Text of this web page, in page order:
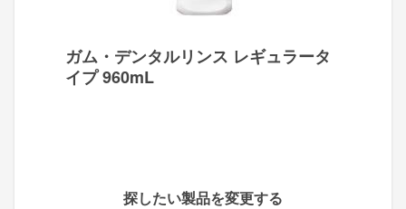
ガム・デンタルリンス レギュラータ
イプ 960mL
探したい製品を変更する